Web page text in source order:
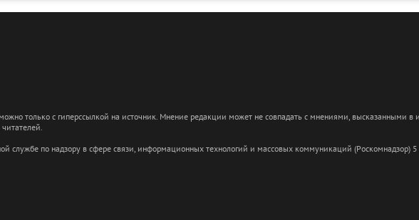
только с гиперссылкой на источник. Мнение редакции может не совпадать с мнениями, высказанными
службе по надзору в сфере связи, информационных технологий и массовых коммуникаций